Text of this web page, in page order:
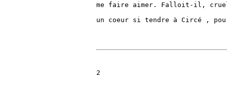
me faire aimer. Falloit-il, cruel
un coeur si tendre à Circé ,
2